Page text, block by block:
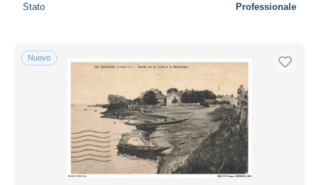
Stato Professionale
Nuovo